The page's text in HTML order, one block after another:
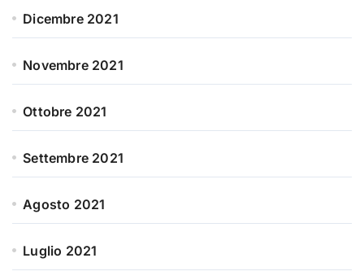
Dicembre 2021
Novembre 2021
Ottobre 2021
Settembre 2021
Agosto 2021
Luglio 2021